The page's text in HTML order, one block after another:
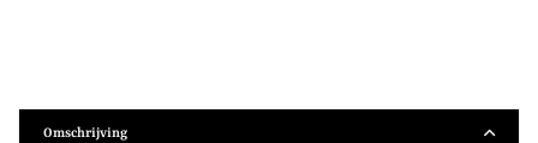
Omschrijving